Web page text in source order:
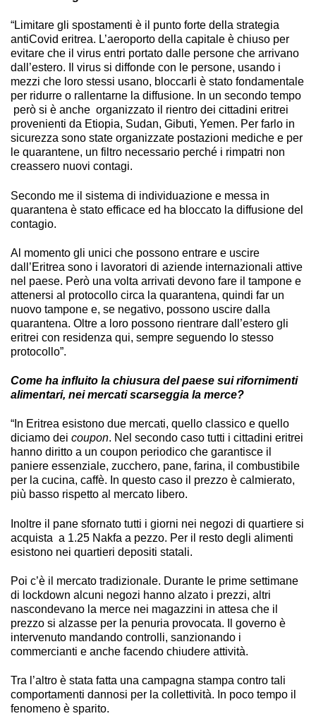
“Limitare gli spostamenti è il punto forte della strategia
antiCovid eritrea. L’aeroporto della capitale è chiuso per
evitare che il virus entri portato dalle persone che arrivano
dall’estero. Il virus si diffonde con le persone, usando i
mezzi che loro stessi usano, bloccarli è stato fondamentale
per ridurre o rallentarne la diffusione. In un secondo tempo
però si è anche organizzato il rientro dei cittadini eritrei
provenienti da Etiopia, Sudan, Gibuti, Yemen. Per farlo in
sicurezza sono state organizzate postazioni mediche e per
le quarantene, un filtro necessario perché i rimpatri non
creassero nuovi contagi.
Secondo me il sistema di individuazione e messa in
quarantena è stato efficace ed ha bloccato la diffusione del
contagio.
Al momento gli unici che possono entrare e uscire
dall’Eritrea sono i lavoratori di aziende internazionali attive
nel paese. Però una volta arrivati devono fare il tampone e
attenersi al protocollo circa la quarantena, quindi far un
nuovo tampone e, se negativo, possono uscire dalla
quarantena. Oltre a loro possono rientrare dall’estero gli
eritrei con residenza qui, sempre seguendo lo stesso
protocollo”.
Come ha influito la chiusura del paese sui rifornimenti
alimentari, nei mercati scarseggia la merce?
“In Eritrea esistono due mercati, quello classico e quello
diciamo dei coupon. Nel secondo caso tutti i cittadini eritrei
hanno diritto a un coupon periodico che garantisce il
paniere essenziale, zucchero, pane, farina, il combustibile
per la cucina, caffè. In questo caso il prezzo è calmierato,
più basso rispetto al mercato libero.
Inoltre il pane sfornato tutti i giorni nei negozi di quartiere si
acquista a 1.25 Nakfa a pezzo. Per il resto degli alimenti
esistono nei quartieri depositi statali.
Poi c’è il mercato tradizionale. Durante le prime settimane
di lockdown alcuni negozi hanno alzato i prezzi, altri
nascondevano la merce nei magazzini in attesa che il
prezzo si alzasse per la penuria provocata. Il governo è
intervenuto mandando controlli, sanzionando i
commercianti e anche facendo chiudere attività.
Tra l’altro è stata fatta una campagna stampa contro tali
comportamenti dannosi per la collettività. In poco tempo il
fenomeno è sparito.